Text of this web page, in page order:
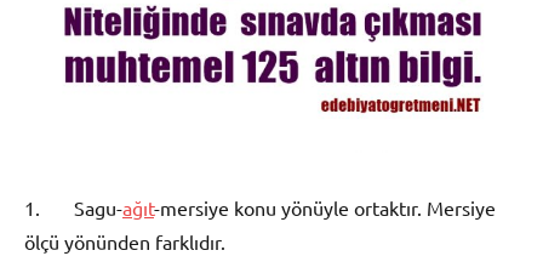
1. Sagu-ağıt-mersiye konu yönüyle ortaktır. Mersiye
ölçü yönünden farklıdır.